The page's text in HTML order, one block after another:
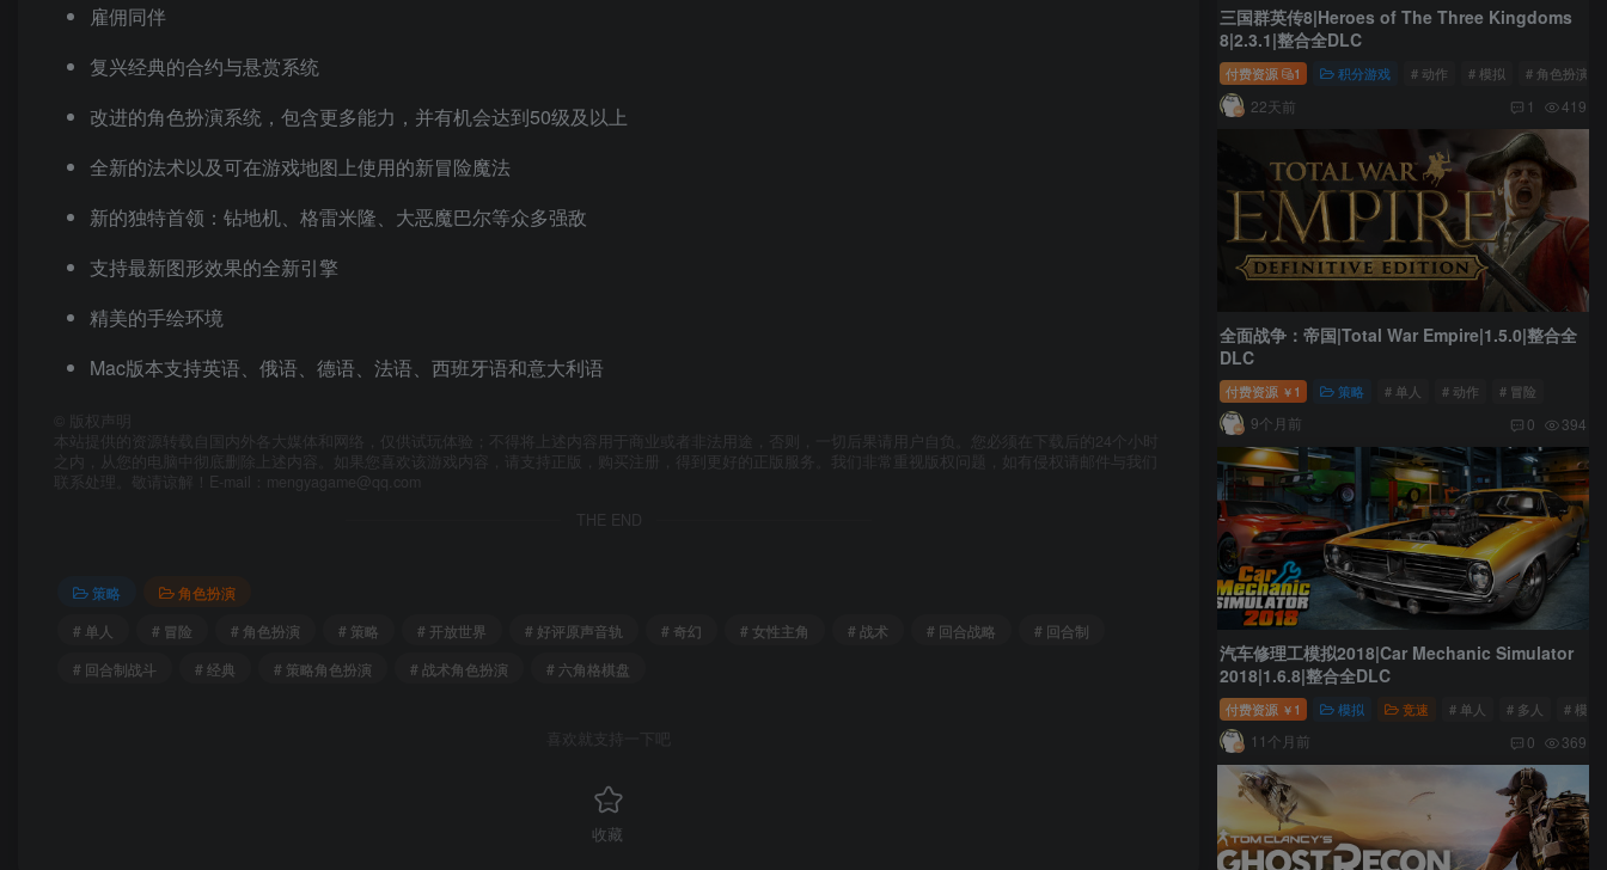
雇佣同伴
复兴经典的合约与悬赏系统
改进的角色扮演系统，包含更多能力，并有机会达到50级及以上
全新的法术以及可在游戏地图上使用的新冒险魔法
新的独特首领：钻地机、格雷米隆、大恶魔巴尔等众多强敌
支持最新图形效果的全新引擎
精美的手绘环境
Mac版本支持英语、俄语、德语、法语、西班牙语和意大利语
版权声明
本站提供的资源转载自国内外各大媒体和网络，仅供试玩体验；不得将上述内容用于商业或者非法用途，否则，一切后果请用户自负。您必须在下载后的24个小时
之内，从您的电脑中彻底删除上述内容。如果您喜欢该游戏内容，请支持正版，购买注册，得到更好的正版服务。我们非常重视版权问题，如有侵权请邮件与我们
联系处理。敬请谅解！E-mail：mengyagame@qq.com
THE END
策略
角色扮演
# 单人
# 冒险 # 角色扮演 # 策略 # 开放世界 # 好评原声音轨 # 奇幻 # 女性主角 # 战术 # 回合战略
# 回合制
# 回合制战斗
# 经典 # 策略角色扮演 # 战术角色扮演 # 六角格棋盘
喜欢就支持一下吧
收藏
三国群英传8|Heroes of The Three Kingdoms
8|2.3.1|整合全DLC
付费资源 1 积分游戏 # 动作 # 模拟 # 角色扮演
22天前 1 419
全面战争：帝国|Total War Empire|1.5.0|整合全
DLC
付费资源 ￥ 1 策略 # 单人 # 动作 # 冒险
9个月前 0 394
汽车修理工模拟2018|Car Mechanic Simulator
2018|1.6.8|整合全DLC
付费资源 ￥ 1 模拟 竞速 # 单人 # 多人 # 模拟
11个月前 0 369